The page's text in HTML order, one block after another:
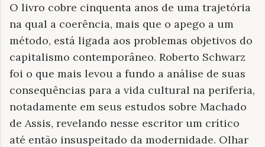
O livro cobre cinquenta anos de uma trajetória
na qual a coerência, mais que o apego a um
método, está ligada aos problemas objetivos do
capitalismo contemporâneo. Roberto Schwarz
foi o que mais levou a fundo a análise de suas
consequências para a vida cultural na periferia,
notadamente em seus estudos sobre Machado
de Assis, revelando nesse escritor um crítico
até então insuspeitado da modernidade. Olhar